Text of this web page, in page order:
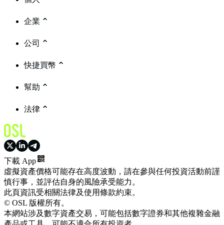
企業
公司
快捷買幣
幫助
法律
下載 App
虛擬資產價格可能存在高度波動，請在參與任何投資活動前謹
慎行事，並評估自身的風險承受能力。
此頁資訊受相關法律及使用條款約束。
© OSL 版權所有。
本網站涉及數字資產交易，可能包括數字證券和其他複雜金融